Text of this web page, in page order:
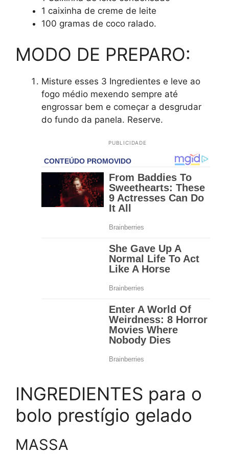
1 caixinha de creme de leite
100 gramas de coco ralado.
MODO DE PREPARO:
Misture esses 3 Ingredientes e leve ao
fogo médio mexendo sempre até
engrossar bem e começar a desgrudar
do fundo da panela. Reserve.
PUBLICIDADE
INGREDIENTES para o
bolo prestígio gelado
MASSA